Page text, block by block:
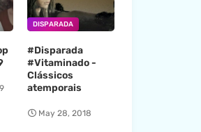
DISPARADA
#Disparada
#Vitaminado -
Clássicos
atemporais
May 28, 2018